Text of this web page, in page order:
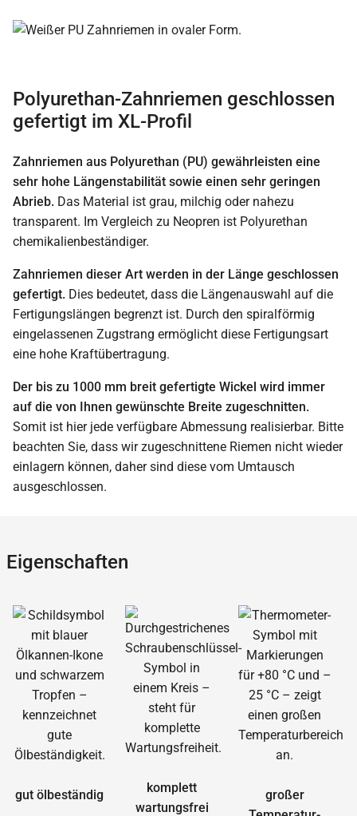
Polyurethan-Zahnriemen geschlossen
gefertigt im XL-Profil
Zahnriemen aus Polyurethan (PU) gewährleisten eine
sehr hohe Längenstabilität sowie einen sehr geringen
Abrieb. Das Material ist grau, milchig oder nahezu
transparent. Im Vergleich zu Neopren ist Polyurethan
chemikalienbeständiger.
Zahnriemen dieser Art werden in der Länge geschlossen
gefertigt. Dies bedeutet, dass die Längenauswahl auf die
Fertigungslängen begrenzt ist. Durch den spiralförmig
eingelassenen Zugstrang ermöglicht diese Fertigungsart
eine hohe Kraftübertragung.
Der bis zu 1000 mm breit gefertigte Wickel wird immer
auf die von Ihnen gewünschte Breite zugeschnitten.
Somit ist hier jede verfügbare Abmessung realisierbar. Bitte
beachten Sie, dass wir zugeschnittene Riemen nicht wieder
einlagern können, daher sind diese vom Umtausch
ausgeschlossen.
Eigenschaften
gut ölbeständig
komplett
wartungsfrei
großer